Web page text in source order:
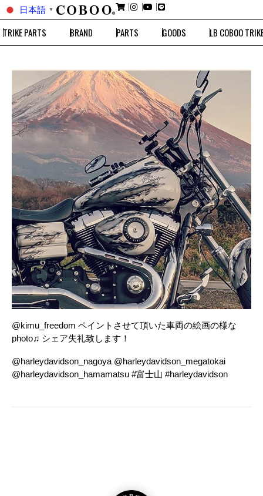
日本語 ▼
TRIKE PARTS BRAND PARTS GOODS LB COBOO
@kimu_freedom ペイントさせて頂いた車両の絵画の様な
photo♫ シェア失礼致します！
@harleydavidson_nagoya @harleydavidson_megatokai
@harleydavidson_hamamatsu #富士山 #harleydavidson